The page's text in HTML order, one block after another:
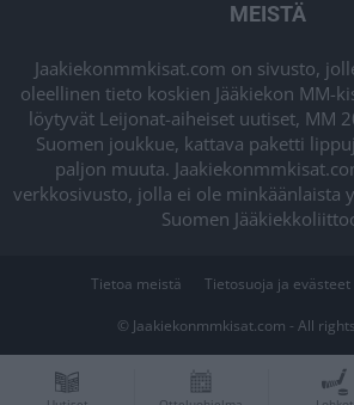
MEISTÄ
Jaakiekonmmkisat.com on sivusto,
oleellinen tieto koskien Jääkiekon MM-
löytyvät Leijonat-aiheiset uutiset, MM
Suomen joukkue, kattava paketti
paljon muuta.
verkkosivusto, jolla ei ole minkäänlaista
Suomen
Tietoa meistä Tietosuoja ja evästeet
© Jaakiekonmmkisat.com - All